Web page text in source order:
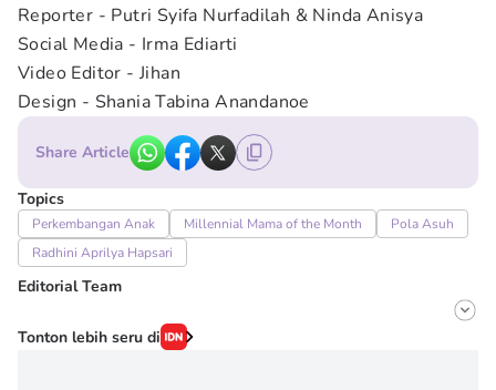
Reporter - Putri Syifa Nurfadilah & Ninda Anisya
Social Media - Irma Ediarti
Video Editor - Jihan
Design - Shania Tabina Anandanoe
Share Article
Topics
Perkembangan Anak Millennial Mama of the Month
Pola Asuh
Radhini Aprilya Hapsari
Editorial Team
Editor
Onic Metheany
Tonton lebih seru di